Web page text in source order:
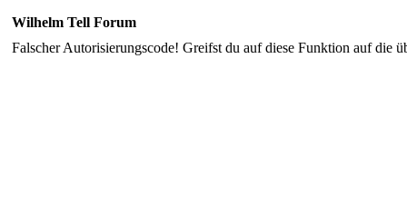
Wilhelm Tell Forum
Falscher Autorisierungscode! Greifst du auf diese Funktion auf die